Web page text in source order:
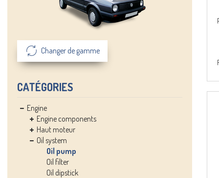
Changer de gamme
CATÉGORIES
Engine
Engine components
Haut moteur
Oil system
Oil pump
Oil filter
Oil dipstick